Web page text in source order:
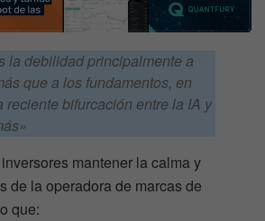
la debilidad principalmente a
que a los fundamentos, en
reciente bifurcación entre la IA y
mantener la calma y
de la operadora de marcas de
que: